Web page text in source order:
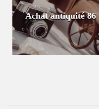
86
Débarras
et